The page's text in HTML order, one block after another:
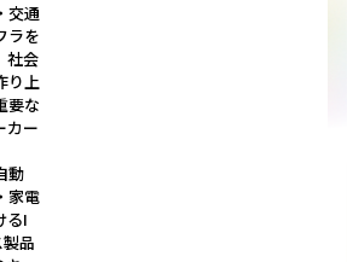
交通
ラを
社会
り上
要な
カー
動
家電
るI
品